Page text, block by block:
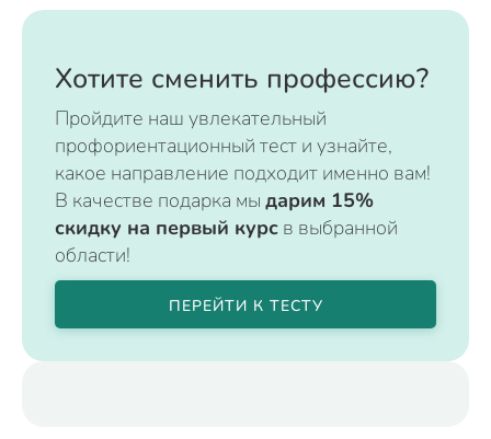
Хотите сменить профессию?
Пройдите наш увлекательный
профориентационный тест и узнайте,
какое направление подходит именно вам!
В качестве подарка мы дарим 15%
скидку на первый курс в выбранной
области!
ПЕРЕЙТИ К ТЕСТУ